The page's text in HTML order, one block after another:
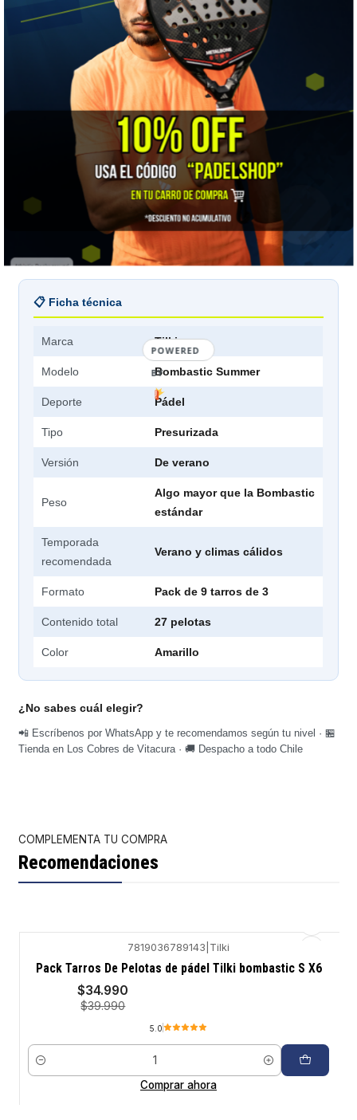
Una pelota presurizada empieza a perder presión
que abres el tarro, juegues o no. Por eso una pelota
puede verse impecable y botar muerta: no se gastó el
fieltro, se le fue el aire.
Tres cosas que sí funcionan
Abre un tarro a la vez y deja el resto cerrado · Guárdalas
dentro del auto lo menos posible, el calor las envejece ·
Si juegas seguido, unpresurizadorles devuelve la
presión entre partidos y te alarga la vida útil varias
¿Dudas de qué pelota te conviene?Escríbenos por
y lo vemos según tu nivel y tu cancha.
📋 Ficha técnica
Marca Tilki
Modelo Bombastic Summer
Deporte Pádel
Tipo Presurizada
Versión De verano
Peso
Algo mayor que la Bombastic
estándar
Temporada
recomendada
Verano y climas cálidos
Formato Pack de 9 tarros de 3
Contenido total 27 pelotas
Color Amarillo
¿No sabes cuál elegir?
📲 Escríbenos por WhatsApp y te recomendamos según tu nivel · 🏪
Tienda en Los Cobres de Vitacura · 🚚 Despacho a todo Chile
COMPLEMENTA TU COMPRA
Recomendaciones
-13%
7819036789143 Tilki
Pack Tarros De Pelotas de pádel Tilki bombastic S X6
$34.990
$39.990
5.0
Cantidad
Comprar ahora
POWERED
BY